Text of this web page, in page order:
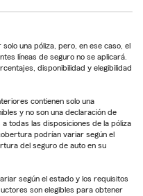
una póliza, pero, en ese caso, el
líneas de seguro no se aplicará.
disponibilidad y elegibilidad
contienen solo una
y no son una declaración de
todas las disposiciones de la póliza
podrían variar según el
del seguro de auto en su
según el estado y los requisitos
son elegibles para obtener